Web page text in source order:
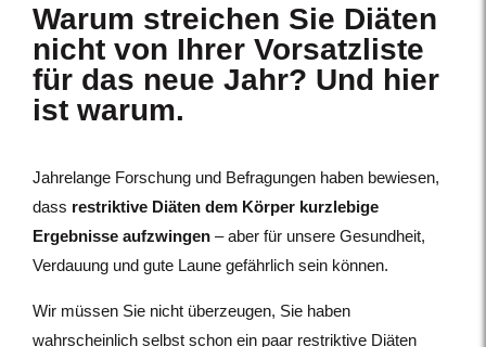
Warum streichen Sie Diäten
nicht von Ihrer Vorsatzliste
für das neue Jahr? Und hier
ist warum.
Jahrelange Forschung und Befragungen haben bewiesen,
dass restriktive Diäten dem Körper kurzlebige
Ergebnisse aufzwingen – aber für unsere Gesundheit,
Verdauung und gute Laune gefährlich sein können.
Wir müssen Sie nicht überzeugen, Sie haben
wahrscheinlich selbst schon ein paar restriktive Diäten